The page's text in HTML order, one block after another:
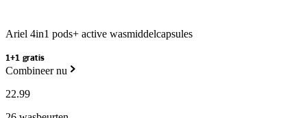
Ariel 4in1 pods+ active wasmiddelcapsules
1+1 gratis
Combineer nu
22.99